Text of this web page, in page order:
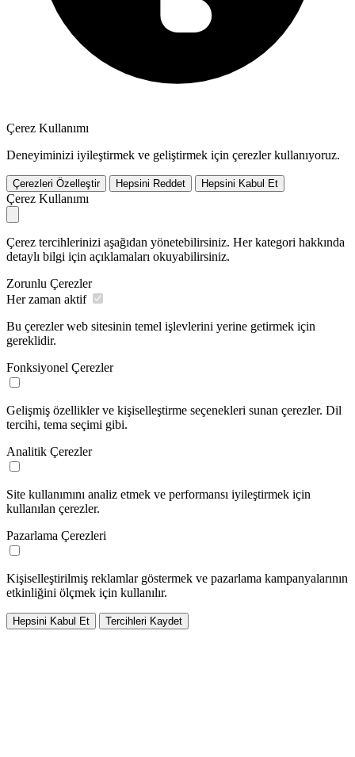
Çerez Kullanımı
Deneyiminizi iyileştirmek ve geliştirmek için çerezler kullanıyoruz.
Çerezleri Özelleştir Hepsini Reddet Hepsini Kabul Et
Çerez Kullanımı
Çerez tercihlerinizi aşağıdan yönetebilirsiniz. Her kategori hakkında
detaylı bilgi için açıklamaları okuyabilirsiniz.
Zorunlu Çerezler
Her zaman aktif
Bu çerezler web sitesinin temel işlevlerini yerine getirmek için
gereklidir.
Fonksiyonel Çerezler
Gelişmiş özellikler ve kişiselleştirme seçenekleri sunan çerezler. Dil
tercihi, tema seçimi gibi.
Analitik Çerezler
Site kullanımını analiz etmek ve performansı iyileştirmek için
kullanılan çerezler.
Pazarlama Çerezleri
Kişiselleştirilmiş reklamlar göstermek ve pazarlama kampanyalarının
etkinliğini ölçmek için kullanılır.
Hepsini Kabul Et Tercihleri Kaydet